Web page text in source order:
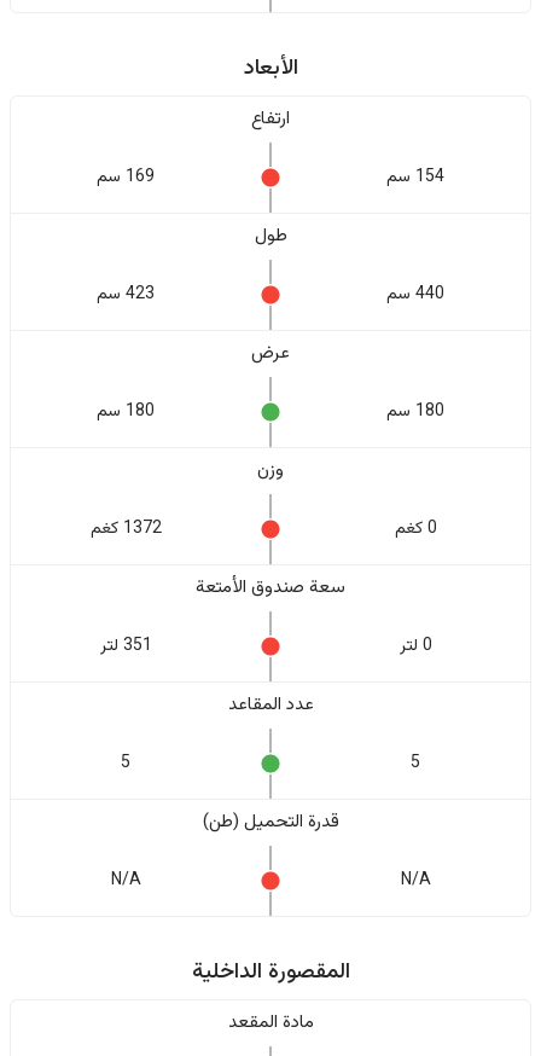
الأبعاد
ارتفاع
154 سم 169 سم
طول
440 سم 423 سم
عرض
180 سم 180 سم
وزن
0 كغم 1372 كغم
سعة صندوق الأمتعة
0 لتر 351 لتر
عدد المقاعد
5
5
قدرة التحميل (طن)
N/A
N/A
المقصورة الداخلية
مادة المقعد